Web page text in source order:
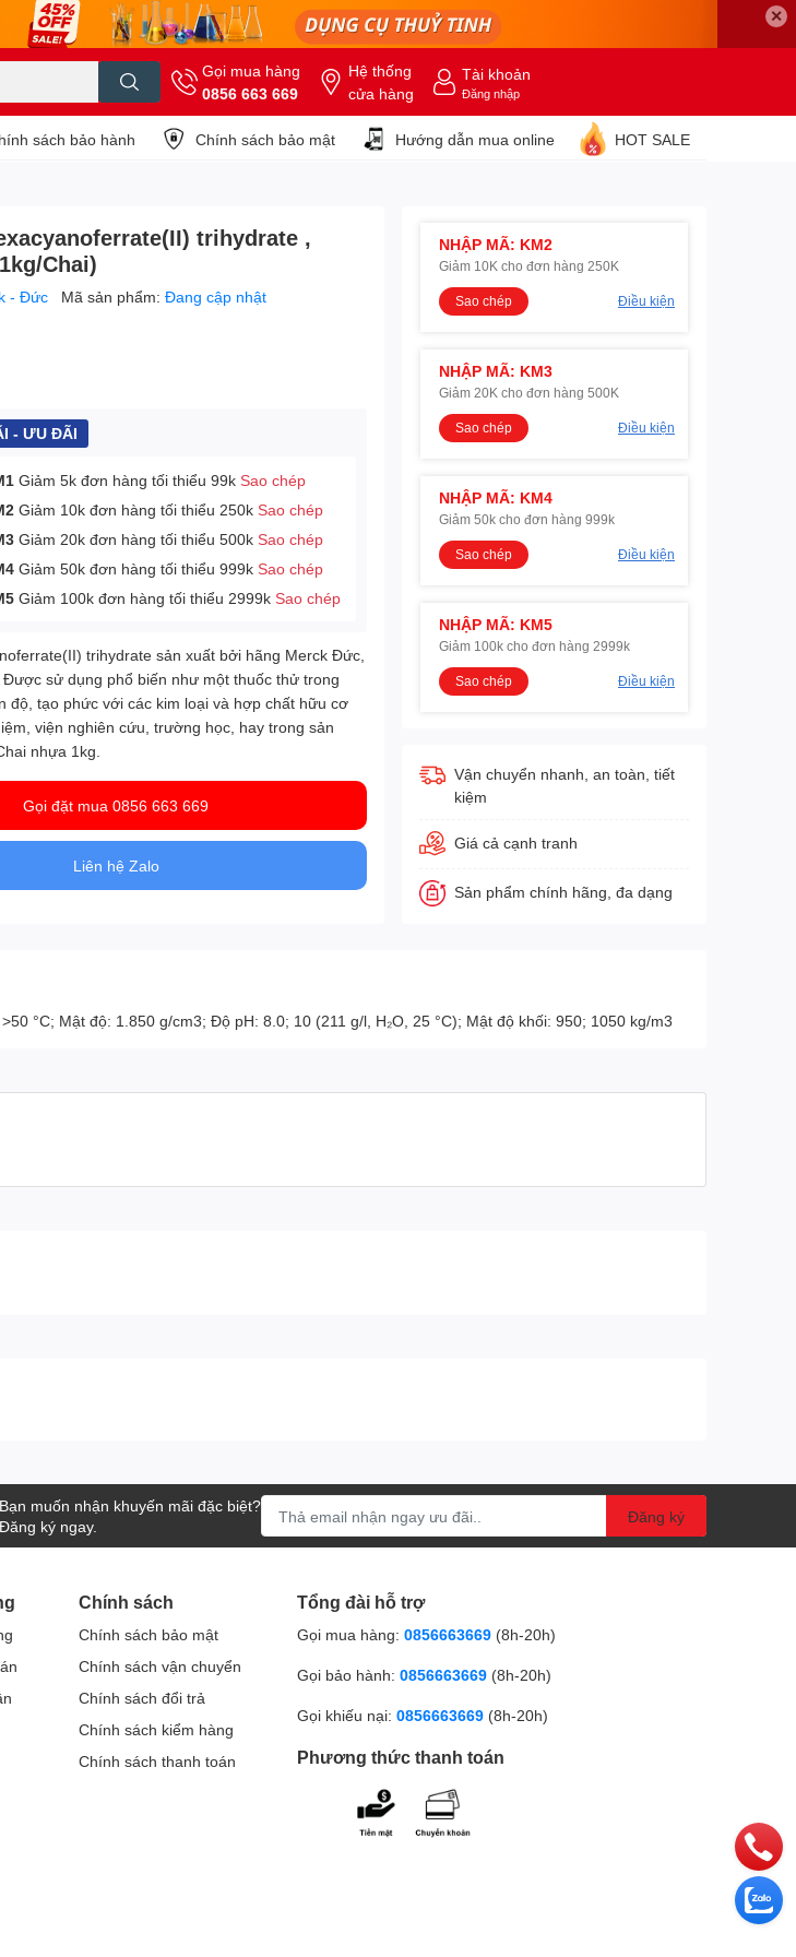
✕
Gọi mua hàng
0856 663 669
Hệ thống
cửa hàng
Tài khoản
Đăng nhập
sách bảo hành Chính sách bảo mật Hướng dẫn mua online HOT SALE
trihydrate ,
Chai)
- Đức Mã sản phẩm:Đang cập nhật
- ƯU ĐÃI
Giảm 5k đơn hàng tối thiểu 99kSao chép
Giảm 10k đơn hàng tối thiểu 250kSao chép
Giảm 20k đơn hàng tối thiểu 500kSao chép
Giảm 50k đơn hàng tối thiểu 999kSao chép
Giảm 100k đơn hàng tối thiểu 2999kSao chép
trihydrate sản xuất bởi hãng Merck Đức,
sử dụng phổ biến như một thuốc thử trong
độ, tạo phức với các kim loại và hợp chất hữu cơ
viện nghiên cứu, trường học, hay trong sản
nhựa 1kg.
Gọi đặt mua 0856 663 669
Liên hệ Zalo
NHẬP MÃ: KM2
Giảm 10K cho đơn hàng 250K
Sao chép Điều kiện
NHẬP MÃ: KM3
Giảm 20K cho đơn hàng 500K
Sao chép Điều kiện
NHẬP MÃ: KM4
Giảm 50k cho đơn hàng 999k
Sao chép Điều kiện
NHẬP MÃ: KM5
Giảm 100k cho đơn hàng 2999k
Sao chép Điều kiện
Vận chuyển nhanh, an toàn, tiết
kiệm
Giá cả cạnh tranh
Sản phẩm chính hãng, đa dạng
°C; Mật độ: 1.850 g/cm3; Độ pH: 8.0; 10 (211 g/l, H₂O, 25 °C); Mật độ khối: 950; 1050 kg/m3
Bạn muốn nhận khuyến mãi đặc biệt?
Đăng ký ngay.
Đăng ký
Chính sách
Chính sách bảo mật
Chính sách vận chuyển
Chính sách đổi trả
Chính sách kiểm hàng
Chính sách thanh toán
Tổng đài hỗ trợ
Gọi mua hàng: 0856663669 (8h-20h)
Gọi bảo hành: 0856663669 (8h-20h)
Gọi khiếu nại: 0856663669 (8h-20h)
Phương thức thanh toán